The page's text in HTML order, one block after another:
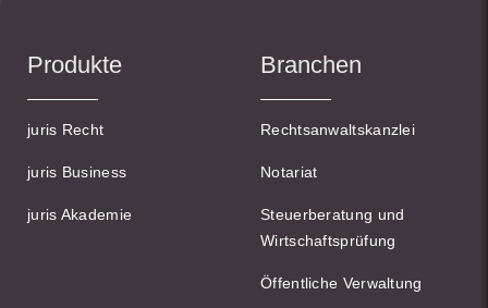
Produkte
juris Recht
juris Business
juris Akademie
Branchen
Rechtsanwaltskanzlei
Notariat
Steuerberatung und
Wirtschaftsprüfung
Öffentliche Verwaltung